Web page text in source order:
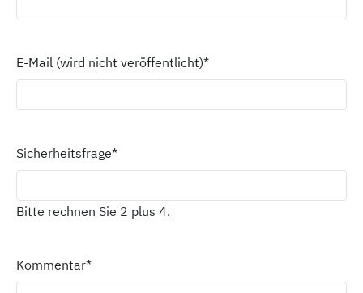
E-Mail (wird nicht veröffentlicht)*
Sicherheitsfrage*
Bitte rechnen Sie 2 plus 4.
Kommentar*